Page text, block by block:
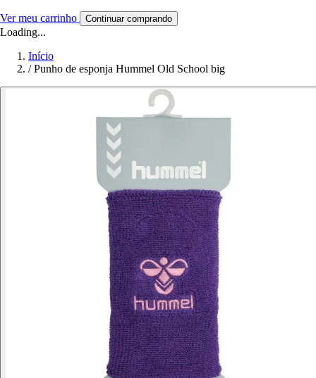
Ver meu carrinho Continuar comprando
Loading...
Início
/ Punho de esponja Hummel Old School big